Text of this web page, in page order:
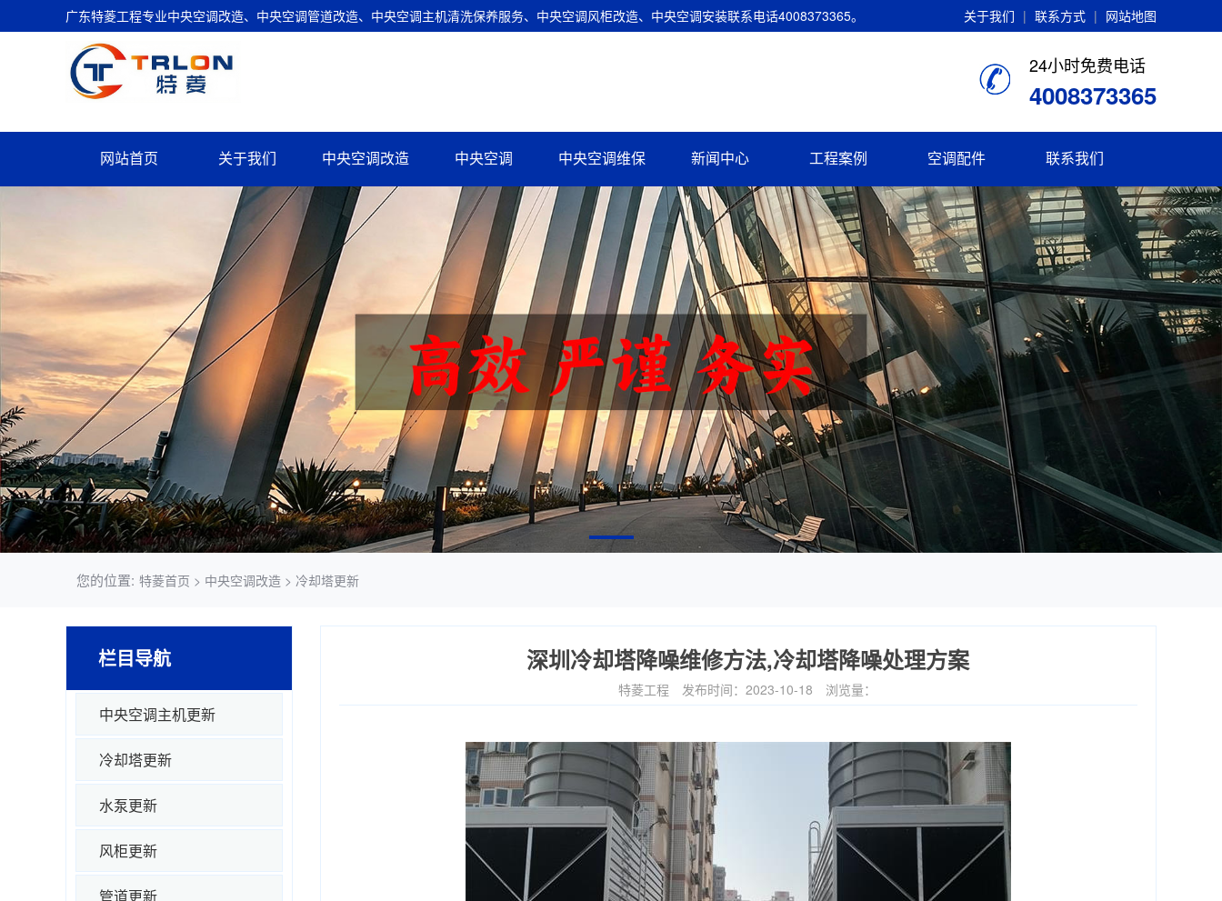
关于我们 | 联系方式 | 网站地图
广东特菱工程专业中央空调改造、中央空调管道改造、中央空调主机清洗保养服务、中央空调风柜改造、中央空调安装联系电话4008373365。
24小时免费电话
4008373365
网站首页 关于我们 中央空调改造 中央空调 中央空调维保 新闻中心 工程案例 空调配件 联系我们
您的位置: 特菱首页 > 中央空调改造 > 冷却塔更新
栏目导航
中央空调主机更新
冷却塔更新
水泵更新
风柜更新
管道更新
深圳冷却塔降噪维修方法,冷却塔降噪处理方案
特菱工程 发布时间：2023-10-18 浏览量：